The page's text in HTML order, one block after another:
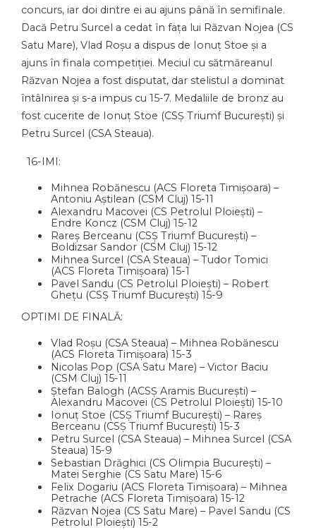
concurs, iar doi dintre ei au ajuns până în semifinale.
Dacă Petru Surcel a cedat în fața lui Răzvan Nojea (CS
Satu Mare), Vlad Roșu a dispus de Ionuț Stoe și a
ajuns în finala competiției. Meciul cu sătmăreanul
Răzvan Nojea a fost disputat, dar stelistul a dominat
întâlnirea și s-a impus cu 15-7. Medaliile de bronz au
fost cucerite de Ionuț Stoe (CSȘ Triumf București) și
Petru Surcel (CSA Steaua).
16-IMI:
Mihnea Robănescu (ACS Floreta Timișoara) –
Antoniu Aștilean (CSM Cluj) 15-11
Alexandru Macovei (CS Petrolul Ploiești) –
Endre Koncz (CSM Cluj) 15-12
Rareș Berceanu (CSȘ Triumf București) –
Boldizsar Sandor (CSM Cluj) 15-12
Mihnea Surcel (CSA Steaua) – Tudor Tomici
(ACS Floreta Timișoara) 15-1
Pavel Sandu (CS Petrolul Ploiești) – Robert
Ghețu (CSȘ Triumf București) 15-9
OPTIMI DE FINALĂ:
Vlad Roșu (CSA Steaua) – Mihnea Robănescu
(ACS Floreta Timișoara) 15-3
Nicolas Pop (CSA Satu Mare) – Victor Baciu
(CSM Cluj) 15-11
Ștefan Balogh (ACSȘ Aramis București) –
Alexandru Macovei (CS Petrolul Ploiești) 15-10
Ionuț Stoe (CSȘ Triumf București) – Rareș
Berceanu (CSȘ Triumf București) 15-3
Petru Surcel (CSA Steaua) – Mihnea Surcel (CSA
Steaua) 15-9
Sebastian Drăghici (CS Olimpia București) –
Matei Serghie (CS Satu Mare) 15-6
Felix Dogariu (ACS Floreta Timișoara) – Mihnea
Petrache (ACS Floreta Timișoara) 15-12
Răzvan Nojea (CS Satu Mare) – Pavel Sandu (CS
Petrolul Ploiești) 15-2